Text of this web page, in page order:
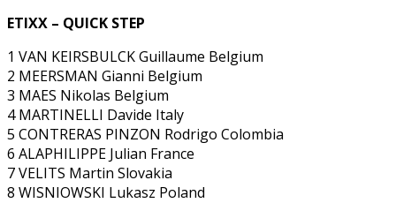
ETIXX – QUICK STEP
1 VAN KEIRSBULCK Guillaume Belgium
2 MEERSMAN Gianni Belgium
3 MAES Nikolas Belgium
4 MARTINELLI Davide Italy
5 CONTRERAS PINZON Rodrigo Colombia
6 ALAPHILIPPE Julian France
7 VELITS Martin Slovakia
8 WISNIOWSKI Lukasz Poland